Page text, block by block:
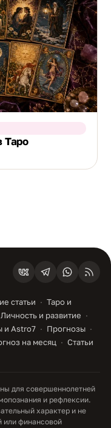
Таро
статьи
Таро и
Личность и развитие
и Astro7
Прогнозы
на месяц
Статьи
для совершеннолетней
и рефлексии.
характер и не
или финансовой